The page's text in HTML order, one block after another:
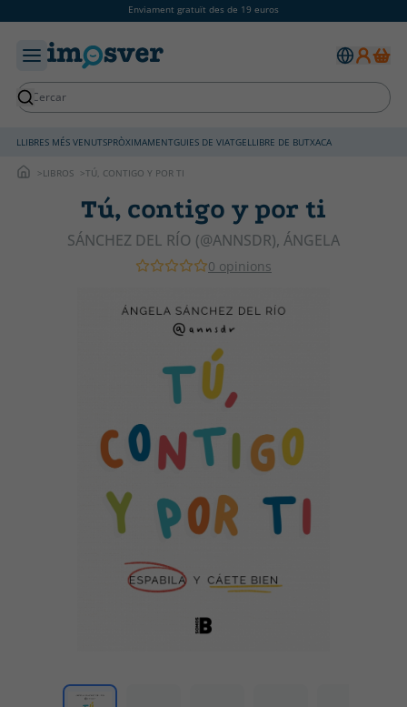
Enviament gratuït des de 19 euros
LLIBRES MÉS VENUTSPRÒXIMAMENTGUIES DE VIATGELLIBRE DE BUTXACA
LIBROS TÚ, CONTIGO Y POR TI
Tú, contigo y por ti
SÁNCHEZ DEL RÍO (@ANNSDR), ÁNGELA
0 opinions